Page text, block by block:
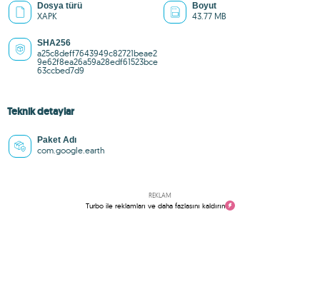
Dosya türü
XAPK
Boyut
43.77 MB
SHA256
a25c8deff7643949c82721beae2
9e62f8ea26a59a28edf61523bce
63ccbed7d9
Teknik detaylar
Paket Adı
com.google.earth
REKLAM
Turbo ile reklamları ve daha fazlasını kaldırın